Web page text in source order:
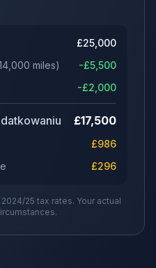
£25,000
miles) -£5,500
-£2,000
£17,500
£986
£296
25 tax rates. Your actual